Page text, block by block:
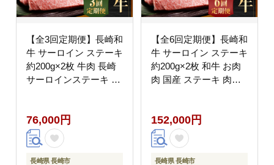
【全3回定期便】長崎和
牛 サーロイン ステーキ
約200g×2枚 牛肉 長崎
サーロインステーキ 牛
便2人前 お祝い 焼肉
BBQ バーベキュー
76,000円
長崎県 長崎市
【全6回定期便】長崎和
牛 サーロイン ステーキ
約200g×2枚 和牛 お肉
肉 国産 ステーキ 肉の
152,000円
長崎県 長崎市